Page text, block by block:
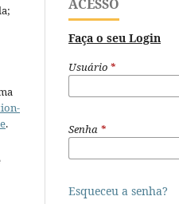
.
ACESSO
Faça o seu Login
Usuário *
Senha *
Esqueceu a senha?